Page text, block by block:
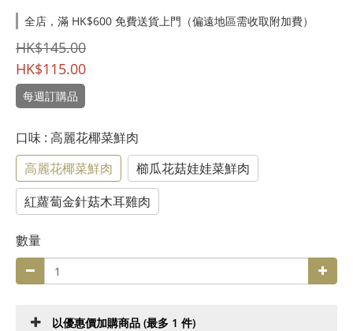
全店，滿 HK$600 免費送貨上門（偏遠地區需收取附加費）
HK$145.00
HK$115.00
每週訂購品
口味 : 高麗花椰菜鮮肉
高麗花椰菜鮮肉
櫛瓜花菇娃娃菜鮮肉
紅蘿蔔金針菇木耳雞肉
數量
以優惠價加購商品 (最多 1 件)